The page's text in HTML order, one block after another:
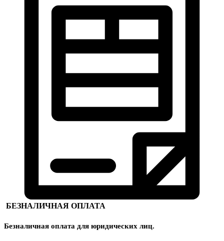
БЕЗНАЛИЧНАЯ ОПЛАТА
Безналичная оплата для юридических лиц.